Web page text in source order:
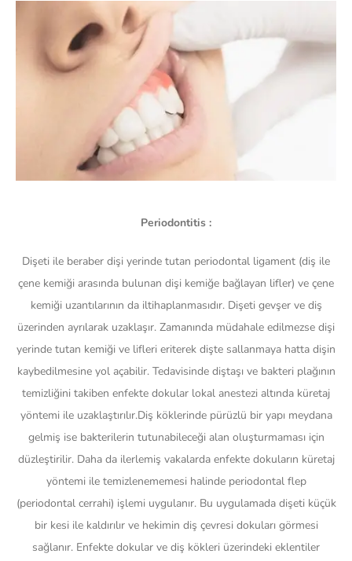
Periodontitis :
Dişeti ile beraber dişi yerinde tutan periodontal ligament (diş ile
çene kemiği arasında bulunan dişi kemiğe bağlayan lifler) ve çene
kemiği uzantılarının da iltihaplanmasıdır. Dişeti gevşer ve diş
üzerinden ayrılarak uzaklaşır. Zamanında müdahale edilmezse dişi
yerinde tutan kemiği ve lifleri eriterek dişte sallanmaya hatta dişin
kaybedilmesine yol açabilir. Tedavisinde diştaşı ve bakteri plağının
temizliğini takiben enfekte dokular lokal anestezi altında küretaj
yöntemi ile uzaklaştırılır.Diş köklerinde pürüzlü bir yapı meydana
gelmiş ise bakterilerin tutunabileceği alan oluşturmaması için
düzleştirilir. Daha da ilerlemiş vakalarda enfekte dokuların küretaj
yöntemi ile temizlenememesi halinde periodontal flep
(periodontal cerrahi) işlemi uygulanır. Bu uygulamada dişeti küçük
bir kesi ile kaldırılır ve hekimin diş çevresi dokuları görmesi
sağlanır. Enfekte dokular ve diş kökleri üzerindeki eklentiler